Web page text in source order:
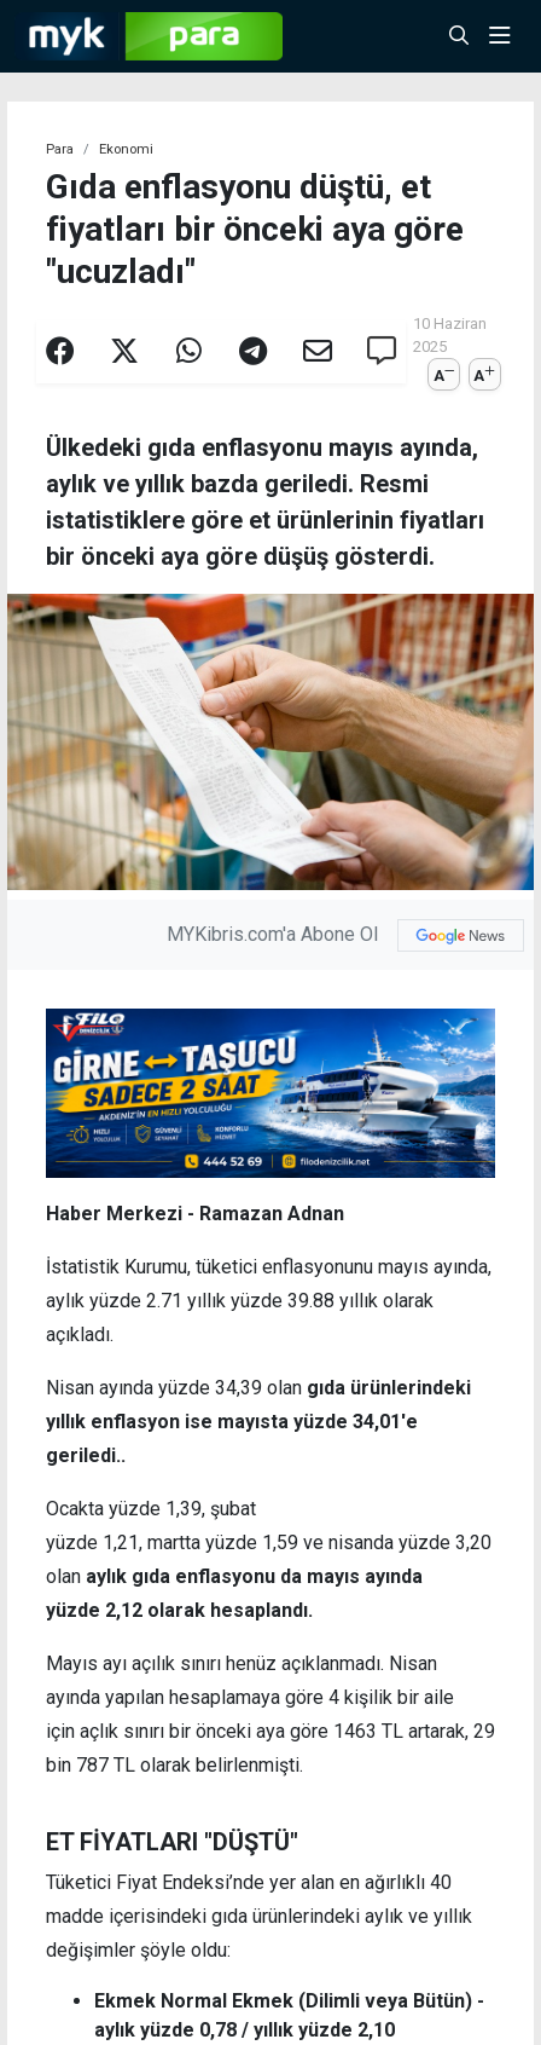
Para Ekonomi
Gıda enflasyonu düştü, et
fiyatları bir önceki aya göre
"ucuzladı"
10 Haziran
2025
A
A
Ülkedeki gıda enflasyonu mayıs ayında,
aylık ve yıllık bazda geriledi. Resmi
istatistiklere göre et ürünlerinin fiyatları
bir önceki aya göre düşüş gösterdi.
MYKibris.com'a Abone Ol
Haber Merkezi - Ramazan Adnan
İstatistik Kurumu, tüketici enflasyonunu mayıs ayında,
aylık yüzde 2.71 yıllık yüzde 39.88 yıllık olarak
açıkladı.
Nisan ayında yüzde 34,39 olan gıda ürünlerindeki
yıllık enflasyon ise mayısta yüzde 34,01'e
geriledi..
Ocakta yüzde 1,39, şubat
yüzde 1,21, martta yüzde 1,59 ve nisanda yüzde 3,20
olan aylık gıda enflasyonu da mayıs ayında
yüzde 2,12 olarak hesaplandı.
Mayıs ayı açılık sınırı henüz açıklanmadı. Nisan
ayında yapılan hesaplamaya göre 4 kişilik bir aile
için açlık sınırı bir önceki aya göre 1463 TL artarak, 29
bin 787 TL olarak belirlenmişti.
ET FİYATLARI "DÜŞTÜ"
Tüketici Fiyat Endeksi’nde yer alan en ağırlıklı 40
madde içerisindeki gıda ürünlerindeki aylık ve yıllık
değişimler şöyle oldu:
Ekmek Normal Ekmek (Dilimli veya Bütün) -
aylık yüzde 0,78 / yıllık yüzde 2,10